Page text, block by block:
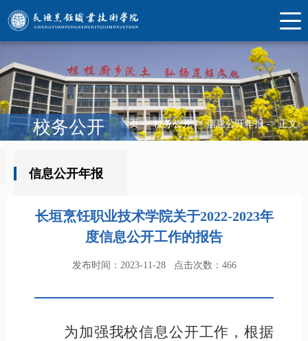
首页 -> 校务公开 -> 信息公开年报 -> 正文
校务公开
信息公开年报
长垣烹饪职业技术学院关于2022-2023年
度信息公开工作的报告
发布时间：2023-11-28 点击次数： 466
为加强我校信息公开工作，根据